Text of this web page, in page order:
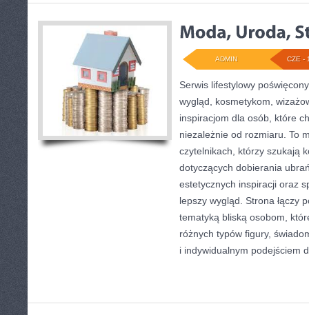
CZE -
ADMIN
Serwis lifestylowy
wygląd, kosmetykom,
inspiracjom dla osób, które
niezależnie od rozmiaru. To
czytelnikach, którzy szukają
dotyczących dobierania
estetycznych inspiracji oraz
lepszy wygląd. Strona łączy
tematyką bliską osobom,
różnych typów figury,
i indywidualnym podejściem